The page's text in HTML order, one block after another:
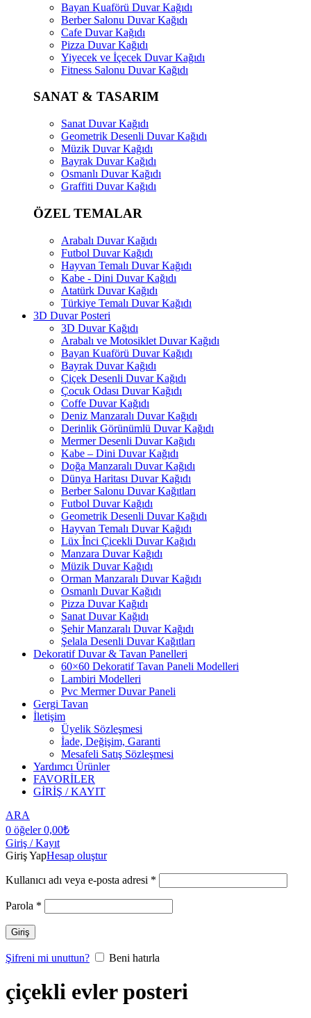
Bayan Kuaförü Duvar Kağıdı
Berber Salonu Duvar Kağıdı
Cafe Duvar Kağıdı
Pizza Duvar Kağıdı
Yiyecek ve İçecek Duvar Kağıdı
Fitness Salonu Duvar Kağıdı
SANAT & TASARIM
Sanat Duvar Kağıdı
Geometrik Desenli Duvar Kağıdı
Müzik Duvar Kağıdı
Bayrak Duvar Kağıdı
Osmanlı Duvar Kağıdı
Graffiti Duvar Kağıdı
ÖZEL TEMALAR
Arabalı Duvar Kağıdı
Futbol Duvar Kağıdı
Hayvan Temalı Duvar Kağıdı
Kabe - Dini Duvar Kağıdı
Atatürk Duvar Kağıdı
Türkiye Temalı Duvar Kağıdı
3D Duvar Posteri
3D Duvar Kağıdı
Arabalı ve Motosiklet Duvar Kağıdı
Bayan Kuaförü Duvar Kağıdı
Bayrak Duvar Kağıdı
Çiçek Desenli Duvar Kağıdı
Çocuk Odası Duvar Kağıdı
Coffe Duvar Kağıdı
Deniz Manzaralı Duvar Kağıdı
Derinlik Görünümlü Duvar Kağıdı
Mermer Desenli Duvar Kağıdı
Kabe – Dini Duvar Kağıdı
Doğa Manzaralı Duvar Kağıdı
Dünya Haritası Duvar Kağıdı
Berber Salonu Duvar Kağıtları
Futbol Duvar Kağıdı
Geometrik Desenli Duvar Kağıdı
Hayvan Temalı Duvar Kağıdı
Lüx İnci Çicekli Duvar Kağıdı
Manzara Duvar Kağıdı
Müzik Duvar Kağıdı
Orman Manzaralı Duvar Kağıdı
Osmanlı Duvar Kağıdı
Pizza Duvar Kağıdı
Sanat Duvar Kağıdı
Şehir Manzaralı Duvar Kağıdı
Şelala Desenli Duvar Kağıtları
Dekoratif Duvar & Tavan Panelleri
60×60 Dekoratif Tavan Paneli Modelleri
Lambiri Modelleri
Pvc Mermer Duvar Paneli
Gergi Tavan
İletişim
Üyelik Sözleşmesi
İade, Değişim, Garanti
Mesafeli Satış Sözleşmesi
Yardımcı Ürünler
FAVORİLER
GİRİŞ / KAYIT
ARA
0 öğeler 0,00₺
Giriş / Kayıt
Giriş YapHesap oluştur
Kullanıcı adı veya e-posta adresi *
Parola *
Giriş
Şifreni mi unuttun? Beni hatırla
çiçekli evler posteri